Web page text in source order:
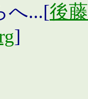
へ...[後
]